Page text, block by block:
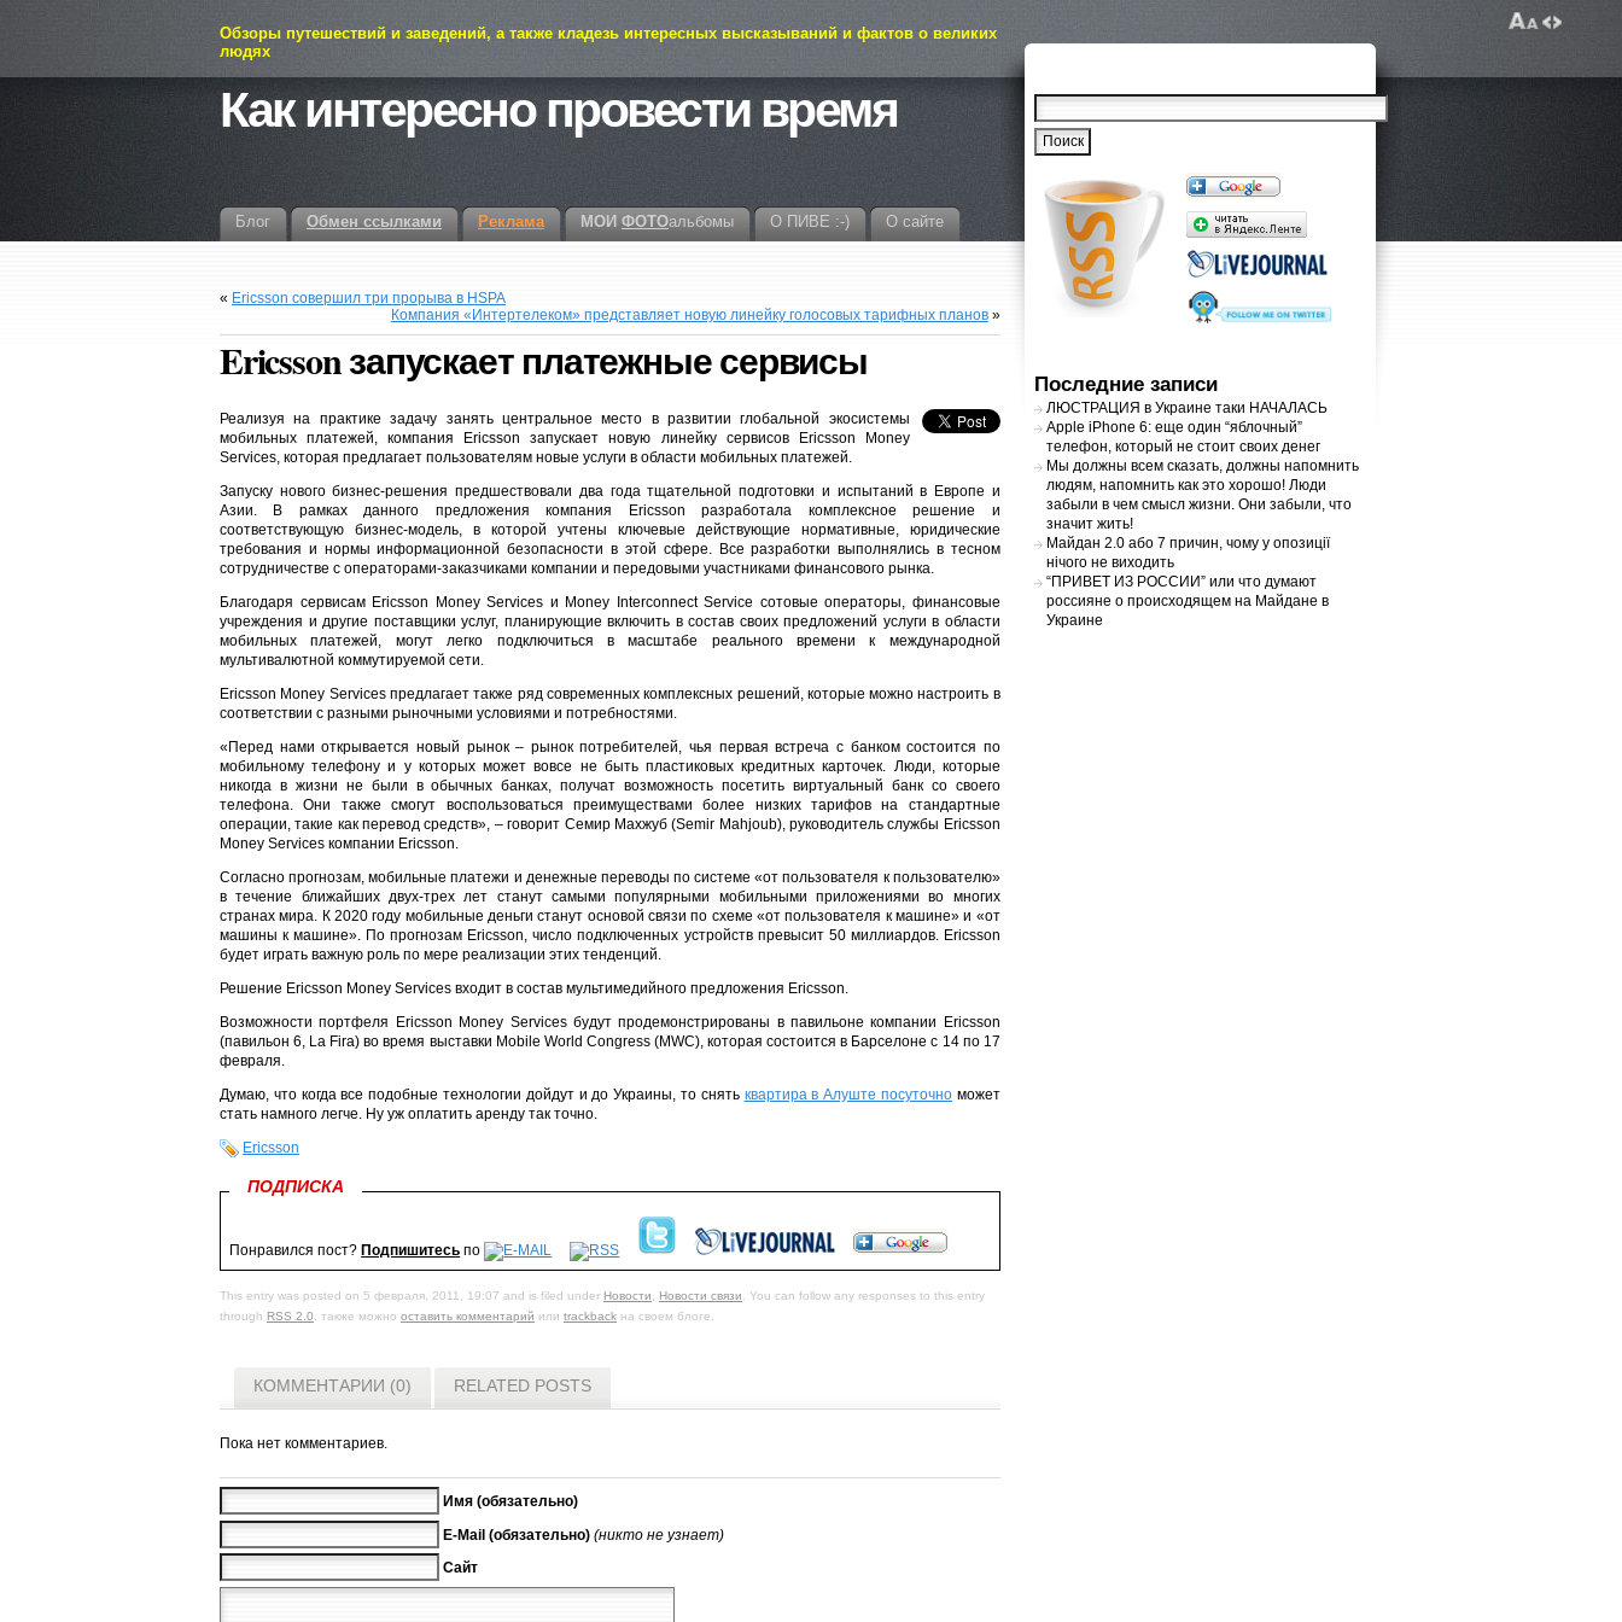
Обзоры путешествий и заведений, а также кладезь интересных высказываний и фактов о великих
людях
Как интересно провести время
Блог Обмен ссылками Реклама МОИ ФОТОальбомы О ПИВЕ :-) О сайте
« Ericsson совершил три прорыва в HSPA
Компания «Интертелеком» представляет новую линейку голосовых тарифных планов»
Ericsson запускает платежные сервисы
Реализуя на практике задачу занять центральное место в развитии глобальной экосистемы
мобильных платежей, компания Ericsson запускает новую линейку сервисов Ericsson Money
Services, которая предлагает пользователям новые услуги в области мобильных платежей.
Запуску нового бизнес-решения предшествовали два года тщательной подготовки и испытаний в Европе и
Азии. В рамках данного предложения компания Ericsson разработала комплексное решение и
соответствующую бизнес-модель, в которой учтены ключевые действующие нормативные, юридические
требования и нормы информационной безопасности в этой сфере. Все разработки выполнялись в тесном
сотрудничестве с операторами-заказчиками компании и передовыми участниками финансового рынка.
Благодаря сервисам Ericsson Money Services и Money Interconnect Service сотовые операторы, финансовые
учреждения и другие поставщики услуг, планирующие включить в состав своих предложений услуги в области
мобильных платежей, могут легко подключиться в масштабе реального времени к международной
мультивалютной коммутируемой сети.
Ericsson Money Services предлагает также ряд современных комплексных решений, которые можно настроить в
соответствии с разными рыночными условиями и потребностями.
«Перед нами открывается новый рынок – рынок потребителей, чья первая встреча с банком состоится по
мобильному телефону и у которых может вовсе не быть пластиковых кредитных карточек. Люди, которые
никогда в жизни не были в обычных банках, получат возможность посетить виртуальный банк со своего
телефона. Они также смогут воспользоваться преимуществами более низких тарифов на стандартные
операции, такие как перевод средств», – говорит Семир Махжуб (Semir Mahjoub), руководитель службы Ericsson
Money Services компании Ericsson.
Согласно прогнозам, мобильные платежи и денежные переводы по системе «от пользователя к пользователю»
в течение ближайших двух-трех лет станут самыми популярными мобильными приложениями во многих
странах мира. К 2020 году мобильные деньги станут основой связи по схеме «от пользователя к машине» и «от
машины к машине». По прогнозам Ericsson, число подключенных устройств превысит 50 миллиардов. Ericsson
будет играть важную роль по мере реализации этих тенденций.
Решение Ericsson Money Services входит в состав мультимедийного предложения Ericsson.
Возможности портфеля Ericsson Money Services будут продемонстрированы в павильоне компании Ericsson
(павильон 6, La Fira) во время выставки Mobile World Congress (MWC), которая состоится в Барселоне с 14 по 17
февраля.
Думаю, что когда все подобные технологии дойдут и до Украины, то снять квартира в Алуште посуточно может
стать намного легче. Ну уж оплатить аренду так точно.
Ericsson
ПОДПИСКА
Понравился пост? Подпишитесь по
This entry was posted on 5 февраля, 2011, 19:07 and is filed under Новости, Новости связи. You can follow any responses to this entry
through RSS 2.0. также можно оставить комментарий или trackback на своем блоге.
КОММЕНТАРИИ (0) RELATED POSTS
Пока нет комментариев.
Имя (обязательно)
E-Mail (обязательно) (никто не узнает)
Сайт
Последние записи
ЛЮСТРАЦИЯ в Украине таки НАЧАЛАСЬ
Apple iPhone 6: еще один “яблочный”
телефон, который не стоит своих денег
Мы должны всем сказать, должны напомнить
людям, напомнить как это хорошо! Люди
забыли в чем смысл жизни. Они забыли, что
значит жить!
Майдан 2.0 або 7 причин, чому у опозиції
нічого не виходить
“ПРИВЕТ ИЗ РОССИИ” или что думают
россияне о происходящем на Майдане в
Украине